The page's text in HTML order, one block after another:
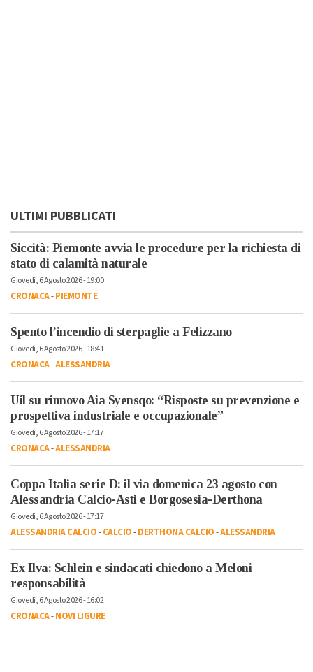
ULTIMI PUBBLICATI
Siccità: Piemonte avvia le procedure per la richiesta di
stato di calamità naturale
Giovedì, 6 Agosto 2026 - 19:00
CRONACA-PIEMONTE
Spento l’incendio di sterpaglie a Felizzano
Giovedì, 6 Agosto 2026 - 18:41
CRONACA-ALESSANDRIA
Uil su rinnovo Aia Syensqo: “Risposte su prevenzione e
prospettiva industriale e occupazionale”
Giovedì, 6 Agosto 2026 - 17:17
CRONACA-ALESSANDRIA
Coppa Italia serie D: il via domenica 23 agosto con
Alessandria Calcio-Asti e Borgosesia-Derthona
Giovedì, 6 Agosto 2026 - 17:17
ALESSANDRIA CALCIO-CALCIO-DERTHONA CALCIO-ALESSANDRIA
Ex Ilva: Schlein e sindacati chiedono a Meloni
responsabilità
Giovedì, 6 Agosto 2026 - 16:02
CRONACA-NOVI LIGURE